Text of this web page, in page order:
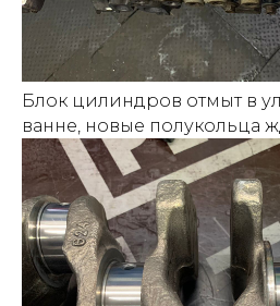
Блок цилиндров отмыт в
ванне, новые полукольца